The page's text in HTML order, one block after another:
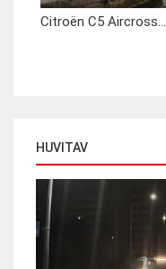
Citroën C5 Aircross...
HUVITAV